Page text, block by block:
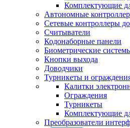
Комплектующие
Автономные
Сетевые контроллеры
Считыватели
Кодонаборные панели
Биометрические
Кнопки выхода
Доводчики
Турникеты и
Калитки
Ограждения
Турникеты
Комплектующие
Преобразователи